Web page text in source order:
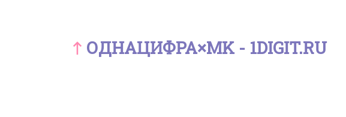
ОДНАЦИФРА×MK - 1DIGIT.RU